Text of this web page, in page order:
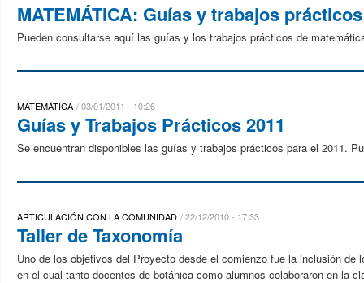
MATEMÁTICA: Guías y trabajos prácticos
Pueden consultarse aquí las guías y los trabajos prácticos de
MATEMÁTICA 03/01/2011 - 10:26
Guías y Trabajos Prácticos 2011
Se encuentran disponibles las guías y trabajos prácticos para el 2011.
ARTICULACIÓN CON LA COMUNIDAD 22/12/2010 - 17:33
Taller de Taxonomía
Uno de los objetivos del Proyecto desde el comienzo fue la inclusión
en el cual tanto docentes de botánica como alumnos colaboraron en la